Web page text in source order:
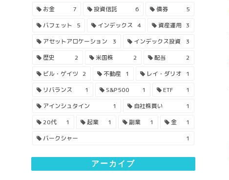
お金 7 投資信託 6 債券
5
バフェット
5 インデックス 4 資産運用 3
アセットアロケーション
3 インデックス投資
3
歴史
2 米国株 2 配当
2
ビル・ゲイツ 2 不動産 1 レイ・ダリオ
1
リバランス
1 S&P500 1 ETF
1
アインシュタイン
1 自社株買い
1
20代
1 起業 1 副業 1 金
1
バークシャー
1
アーカイブ